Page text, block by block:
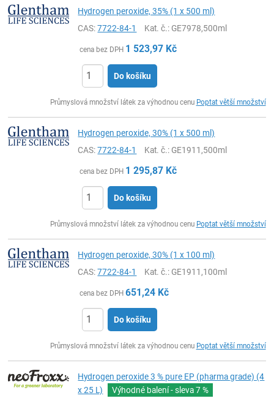
Hydrogen peroxide, 35% (1 x 500 ml)
CAS:7722-84-1 Kat. č.: GE7978,500ml
cena bez DPH 1 523,97 Kč
Do košíku
Průmyslová množství látek za výhodnou cenu Poptat větší množství
Hydrogen peroxide, 30% (1 x 500 ml)
CAS:7722-84-1 Kat. č.: GE1911,500ml
cena bez DPH 1 295,87 Kč
Do košíku
Průmyslová množství látek za výhodnou cenu Poptat větší množství
Hydrogen peroxide, 30% (1 x 100 ml)
CAS:7722-84-1 Kat. č.: GE1911,100ml
cena bez DPH 651,24 Kč
Do košíku
Průmyslová množství látek za výhodnou cenu Poptat větší množství
Hydrogen peroxide 3 % pure EP (pharma grade) (4
x 25 L)
Výhodné balení - sleva7 %